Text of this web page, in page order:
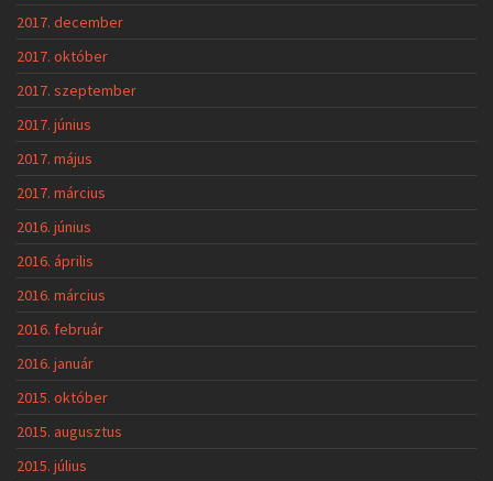
2017. december
2017. október
2017. szeptember
2017. június
2017. május
2017. március
2016. június
2016. április
2016. március
2016. február
2016. január
2015. október
2015. augusztus
2015. július